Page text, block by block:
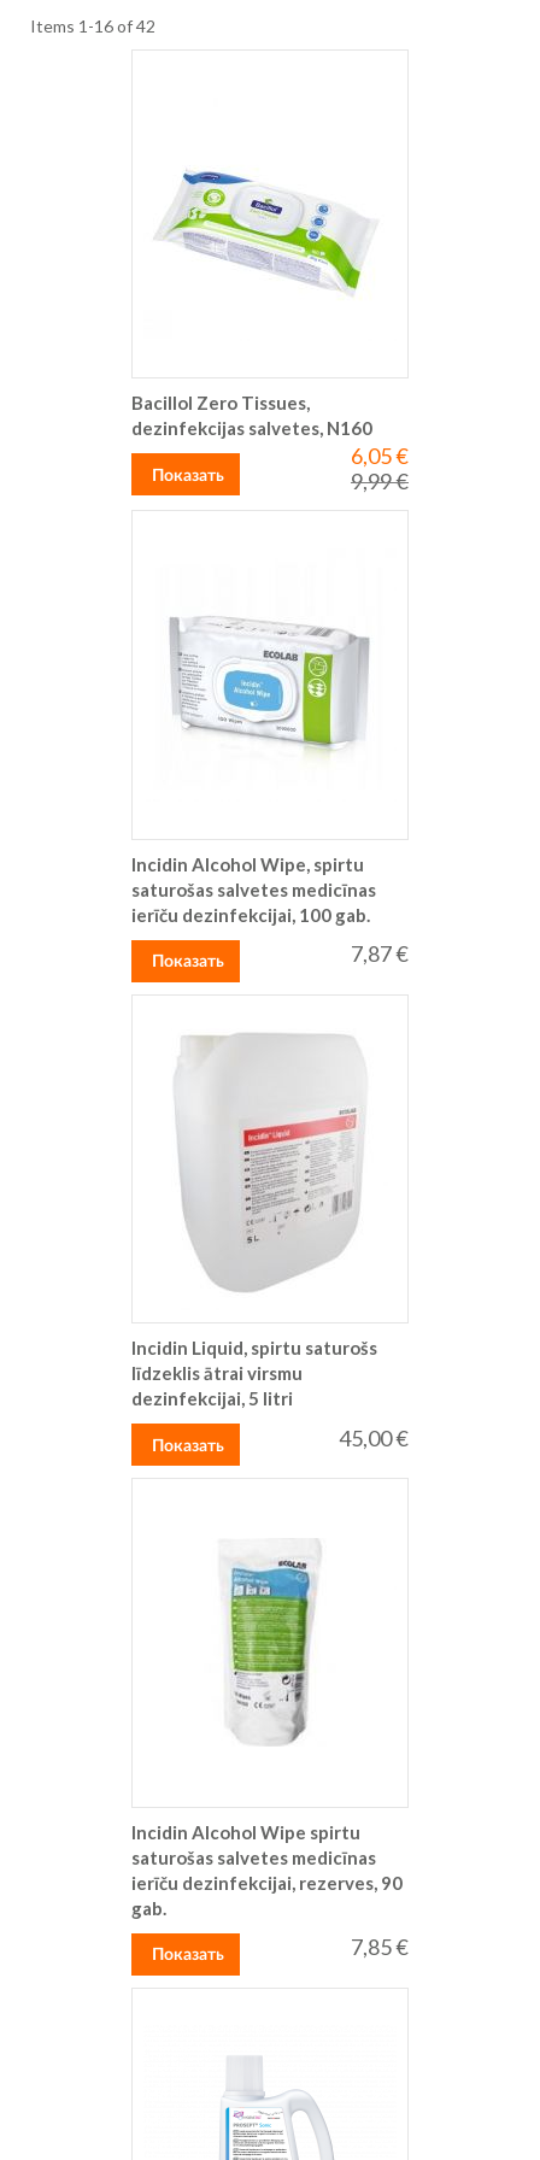
Items 1 -16of42
Bacillol Zero Tissues,
dezinfekcijas salvetes, N160
Special
Price
6,05 €
Regular
Price
9,99 €
Показать
Incidin Alcohol Wipe, spirtu
saturošas salvetes medicīnas
ierīču dezinfekcijai, 100 gab.
7,87 €
Показать
Incidin Liquid, spirtu saturošs
līdzeklis ātrai virsmu
dezinfekcijai, 5 litri
45,00 €
Показать
Incidin Alcohol Wipe spirtu
saturošas salvetes medicīnas
ierīču dezinfekcijai, rezerves, 90
gab.
7,85 €
Показать